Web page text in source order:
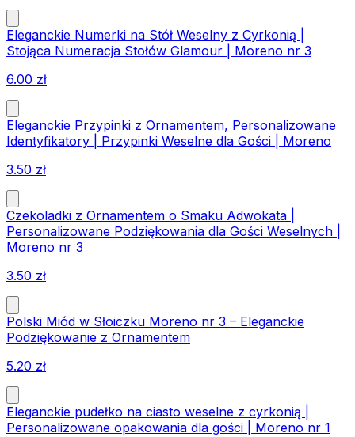
Eleganckie Numerki na Stół Weselny z Cyrkonią |
Stojąca Numeracja Stołów Glamour | Moreno nr 3
6.00 zł
Eleganckie Przypinki z Ornamentem, Personalizowane
Identyfikatory | Przypinki Weselne dla Gości | Moreno
3.50 zł
Czekoladki z Ornamentem o Smaku Adwokata |
Personalizowane Podziękowania dla Gości Weselnych |
Moreno nr 3
3.50 zł
Polski Miód w Słoiczku Moreno nr 3 – Eleganckie
Podziękowanie z Ornamentem
5.20 zł
Eleganckie pudełko na ciasto weselne z cyrkonią |
Personalizowane opakowania dla gości | Moreno nr 1